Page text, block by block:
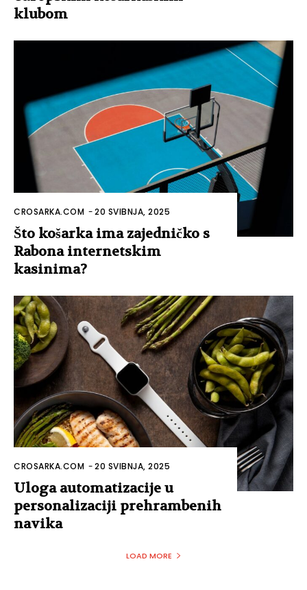
klubom
CROSARKA.COM -20 SVIBNJA, 2025
Što košarka ima zajedničko s
Rabona internetskim
kasinima?
CROSARKA.COM -20 SVIBNJA, 2025
Uloga automatizacije u
personalizaciji prehrambenih
navika
LOAD MORE